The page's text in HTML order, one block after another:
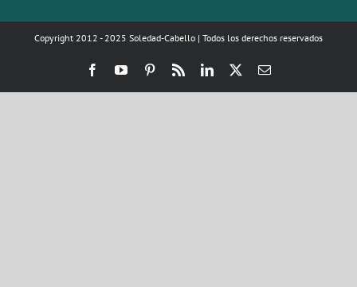
Copyright 2012 - 2025 Soledad-Cabello | Todos los derechos reservados
FacebookYouTubePinterestRss LinkedIn
Correo